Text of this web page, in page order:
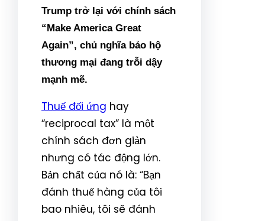
Trump trở lại với chính sách
“Make America Great
Again”, chủ nghĩa bảo hộ
thương mại đang trỗi dậy
mạnh mẽ.
Thuế đối ứng hay
“reciprocal tax” là một
chính sách đơn giản
nhưng có tác động lớn.
Bản chất của nó là: “Bạn
đánh thuế hàng của tôi
bao nhiêu, tôi sẽ đánh